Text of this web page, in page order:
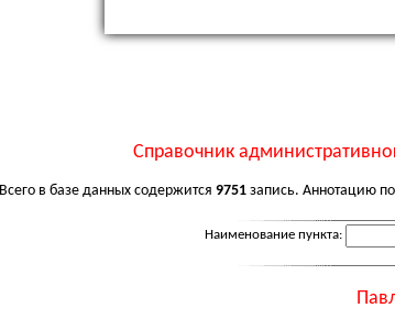
Справочник
Всего в базе данных содержится 9751 запись. Аннотацию
Наименование пункта: